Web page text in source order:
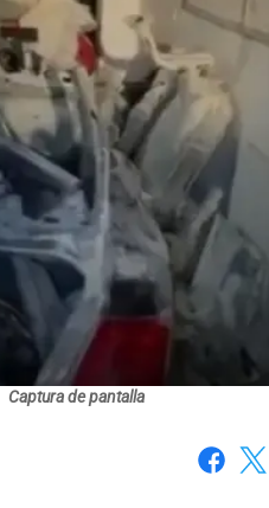
Captura de pantalla